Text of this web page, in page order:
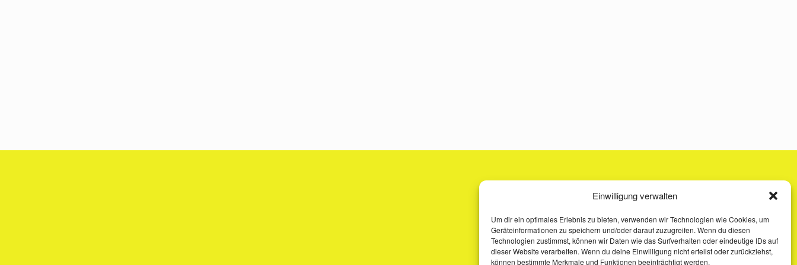
Einwilligung verwalten
Um dir ein optimales Erlebnis zu bieten, verwenden wir Technologien wie Cookies, um
Geräteinformationen zu speichern und/oder darauf zuzugreifen. Wenn du diesen
Technologien zustimmst, können wir Daten wie das Surfverhalten oder eindeutige IDs auf
dieser Website verarbeiten. Wenn du deine Einwilligung nicht erteilst oder zurückziehst,
können bestimmte Merkmale und Funktionen beeinträchtigt werden.